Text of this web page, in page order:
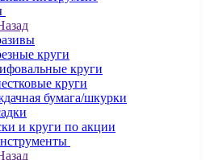
круги
круги
круги
бумага/шкурки
и круги по акции